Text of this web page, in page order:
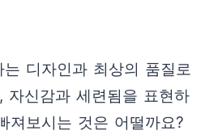
디자인과 최상의 품질로
자신감과 세련됨을 표현하
져보시는 것은 어떨까요?